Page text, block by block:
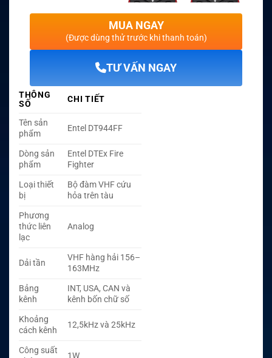
MUA NGAY
(Được dùng thử trước khi thanh toán)
TƯ VẤN NGAY
THÔNG
SỐ
CHI TIẾT
Tên sản
phẩm
Entel DT944FF
Dòng sản
phẩm
Entel DTEx Fire
Fighter
Loại thiết
bị
Bộ đàm VHF cứu
hỏa trên tàu
Phương
thức liên
lạc
Analog
Dải tần
VHF hàng hải 156–
163MHz
Bảng
kênh
INT, USA, CAN và
kênh bốn chữ số
Khoảng
cách kênh
12,5kHz và 25kHz
Công suất
1W